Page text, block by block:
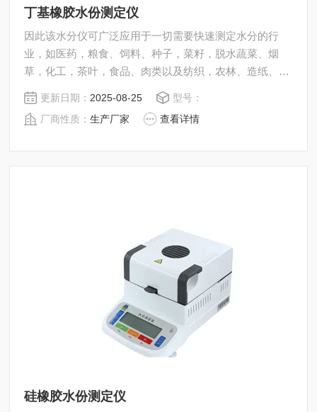
丁基橡胶水份测定仪
因此该水分仪可广泛应用于一切需要快速测定水分的行
业，如医药，粮食、饲料、种子，菜籽，脱水蔬菜、烟
草，化工，茶叶，食品、肉类以及纺织，农林、造纸、橡
胶、塑胶、纺织等行业中的实验室与生产过程中。同时满
足固体、颗粒、粉末、胶状体及液体含水率的测定要求，
深圳市后王电子科技有限公司始终立志于为用户提供多用
更新日期： 2025-08-25
型号：
厂商性质：生产厂家 查看详情
硅橡胶水份测定仪